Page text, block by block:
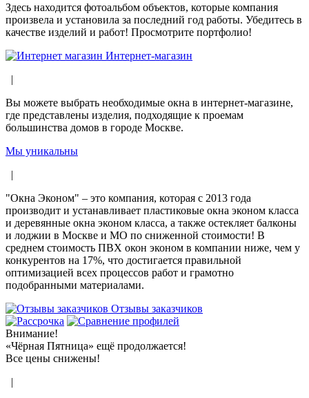
Здесь находится фотоальбом объектов, которые компания
произвела и установила за последний год работы. Убедитесь в
качестве изделий и работ! Просмотрите портфолио!
Интернет-магазин
|
Вы можете выбрать необходимые окна в интернет-магазине,
где представлены изделия, подходящие к проемам
большинства домов в городе Москве.
Мы уникальны
|
"Окна Эконом" – это компания, которая с 2013 года
производит и устанавливает пластиковые окна эконом класса
и деревянные окна эконом класса, а также остекляет балконы
и лоджии в Москве и МО по сниженной стоимости! В
среднем стоимость ПВХ окон эконом в компании ниже, чем у
конкурентов на 17%, что достигается правильной
оптимизацией всех процессов работ и грамотно
подобранными материалами.
Отзывы заказчиков
Внимание!
«Чёрная Пятница» ещё продолжается!
Все цены снижены!
|